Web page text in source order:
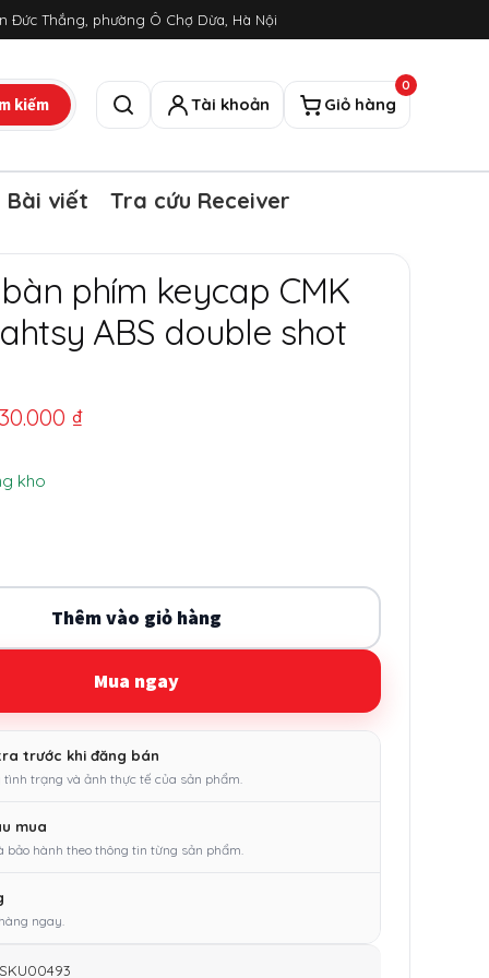
Đức Thắng, phường Ô Chợ Dừa, Hà Nội
kiếm
Tìm kiếm
Tài khoản Giỏ hàng
0
Bài viết Tra cứu Receiver
phím keycap CMK
ABS double shot
₫Giá
kho
Thêm vào giỏ hàng
Mua ngay
trước khi đăng bán
tình trạng và ảnh thực tế của sản phẩm.
mua
bảo hành theo thông tin từng sản phẩm.
ngay.